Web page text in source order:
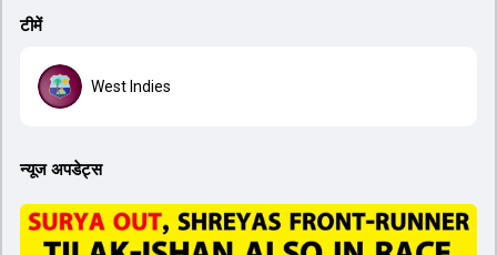
टीमें
West Indies
न्यूज अपडेट्स